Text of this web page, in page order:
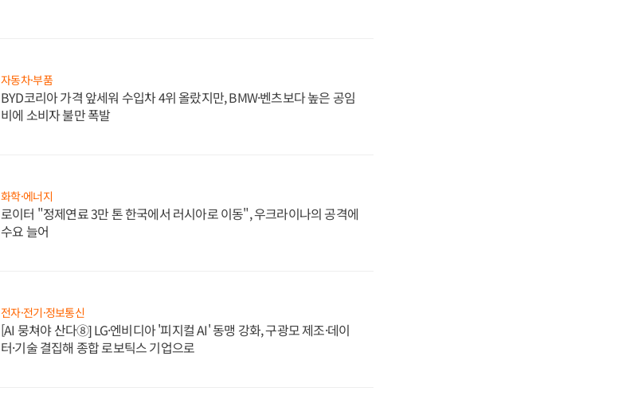
자동차·부품
BYD코리아 가격 앞세워 수입차 4위 올랐지만, BMW·벤츠보다 높은 공임
비에 소비자 불만 폭발
화학·에너지
로이터 "정제연료 3만 톤 한국에서 러시아로 이동", 우크라이나의 공격에
수요 늘어
전자·전기·정보통신
[AI 뭉쳐야 산다⑧] LG·엔비디아 '피지컬 AI' 동맹 강화, 구광모 제조·데이
터·기술 결집해 종합 로보틱스 기업으로